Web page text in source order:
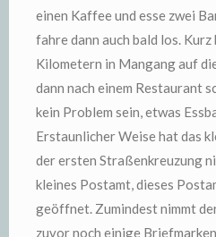
einen Kaffee und esse zwei
fahre dann auch bald los.
Kilometern in Mangang auf
dann nach einem Restaurant
kein Problem sein, etwas
Erstaunlicher Weise hat das
der ersten Straßenkreuzung
kleines Postamt, dieses
geöffnet. Zumindest nimmt
zuvor noch einige